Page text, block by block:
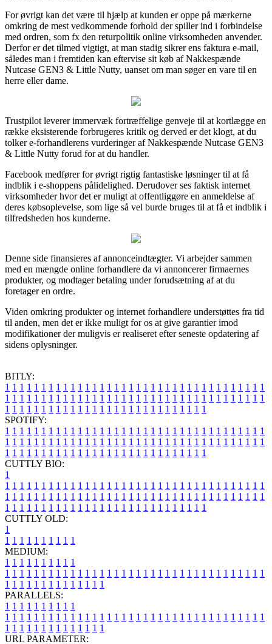
For øvrigt kan det være til hjælp at kunden er oppe på mærkerne
omkring de mest vedkommende forhold der spiller ind i forbindelse
med ordren, som fx den returpolitik online virksomheden anvender.
Derfor er det tilmed vigtigt, at man stadig sikrer ens faktura e-mail,
således man i fremtiden kan eftervise sit køb af Nakkespænde
Nutcase GEN3 & Little Nutty, uanset om man søger en vare til en
herre eller dame.
Trustpilot leverer immervæk fortræffelige genveje til at kortlægge en
række eksisterende forbrugeres kritik og derved er det klogt, at du
tolker e-forhandlerens vurderinger af Nakkespænde Nutcase GEN3
& Little Nutty forud for at du handler.
Facebook medfører for øvrigt rigtig fantastiske løsninger til at få
indblik i e-shoppens pålidelighed. Derudover ses faktisk internet
virksomheder hvor det er muligt at offentliggøre en anmeldelse af
deres købsoplevelse, som lige så vel burde bruges til at få et indblik i
tilfredsheden hos kunderne.
Denne side finansieres af annonceindtægter. Vi arbejder sammen
med en mængde online forhandlere da vi annoncerer firmaernes
produkter, og modtager betaling under forudsætning af at du
foretager en ordre.
Viden omkring produkter og internet forhandlere understøttes fra tid
til anden, men det er ikke muligt for os at give garantier imod
modifikationer der muligvis er realiseret efter seneste opdatering af
sidens oplysninger.
BITLY:
1 1 1 1 1 1 1 1 1 1 1 1 1 1 1 1 1 1 1 1 1 1 1 1 1 1 1 1 1 1 1 1 1 1 1 1
1 1 1 1 1 1 1 1 1 1 1 1 1 1 1 1 1 1 1 1 1 1 1 1 1 1 1 1 1 1 1 1 1 1 1 1
1 1 1 1 1 1 1 1 1 1 1 1 1 1 1 1 1 1 1 1 1 1 1 1 1 1 1 1
SPOTIFY:
1 1 1 1 1 1 1 1 1 1 1 1 1 1 1 1 1 1 1 1 1 1 1 1 1 1 1 1 1 1 1 1 1 1 1 1
1 1 1 1 1 1 1 1 1 1 1 1 1 1 1 1 1 1 1 1 1 1 1 1 1 1 1 1 1 1 1 1 1 1 1 1
1 1 1 1 1 1 1 1 1 1 1 1 1 1 1 1 1 1 1 1 1 1 1 1 1 1 1 1
CUTTLY BIO:
1
1 1 1 1 1 1 1 1 1 1 1 1 1 1 1 1 1 1 1 1 1 1 1 1 1 1 1 1 1 1 1 1 1 1 1 1
1 1 1 1 1 1 1 1 1 1 1 1 1 1 1 1 1 1 1 1 1 1 1 1 1 1 1 1 1 1 1 1 1 1 1 1
1 1 1 1 1 1 1 1 1 1 1 1 1 1 1 1 1 1 1 1 1 1 1 1 1 1 1 1
CUTTLY OLD:
1
1 1 1 1 1 1 1 1 1 1
MEDIUM:
1 1 1 1 1 1 1 1 1 1
1 1 1 1 1 1 1 1 1 1 1 1 1 1 1 1 1 1 1 1 1 1 1 1 1 1 1 1 1 1 1 1 1 1 1 1
1 1 1 1 1 1 1 1 1 1 1 1 1 1
PARALLELS:
1 1 1 1 1 1 1 1 1 1
1 1 1 1 1 1 1 1 1 1 1 1 1 1 1 1 1 1 1 1 1 1 1 1 1 1 1 1 1 1 1 1 1 1 1 1
1 1 1 1 1 1 1 1 1 1 1 1 1 1
URL PARAMETER: